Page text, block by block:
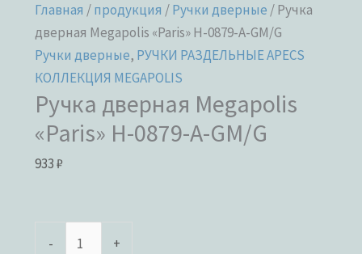
Главная /продукция /Ручки дверные / Ручка
дверная Megapolis «Paris» H-0879-A-GM/G
Ручки дверные, РУЧКИ РАЗДЕЛЬНЫЕ APECS
КОЛЛЕКЦИЯ MEGAPOLIS
Ручка дверная Megapolis
«Paris» H-0879-A-GM/G
933₽
- +